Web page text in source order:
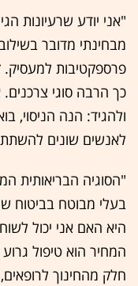
"אני יודע שרעיונות
מבחינתי מדובר
פרספקטיבות
כך הרבה סוגי צרכנים.
ולהגיד: הנה הניסוי,
לאנשים שונים
"הסוגיה הבריאותית
בעלי מבוטח בביטוח
היא האם אני יכול
המחיר הוא טיפול גרוע
חלק מהחינוך